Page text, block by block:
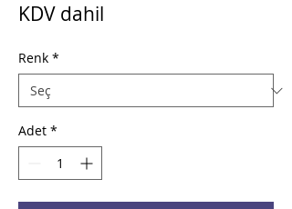
KDV dahil
Renk *
Adet *